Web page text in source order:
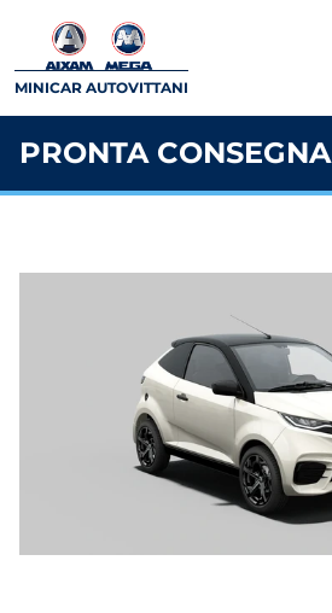
MINICAR AUTOVITTANI
PRONTA CONSEGNA